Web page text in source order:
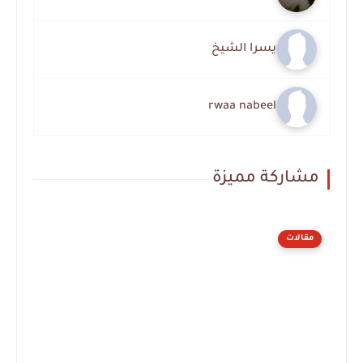
يسرا الشيخ
rwaa nabeel
مشاركة مميزة
مقالات